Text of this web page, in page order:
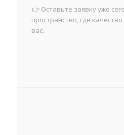
👉 Оставьте заявку уже
пространство, где
вас.